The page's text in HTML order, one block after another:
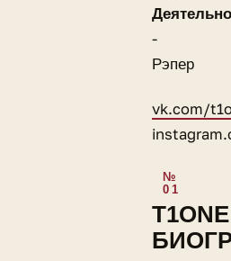
-
Рэпер
vk.com/
T1ONE